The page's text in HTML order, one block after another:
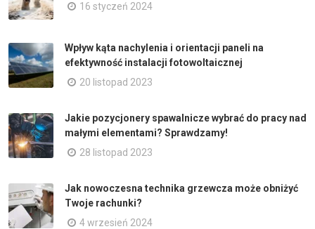
16 styczeń 2024
Wpływ kąta nachylenia i orientacji paneli na
efektywność instalacji fotowoltaicznej
20 listopad 2023
Jakie pozycjonery spawalnicze wybrać do pracy nad
małymi elementami? Sprawdzamy!
28 listopad 2023
Jak nowoczesna technika grzewcza może obniżyć
Twoje rachunki?
4 wrzesień 2024